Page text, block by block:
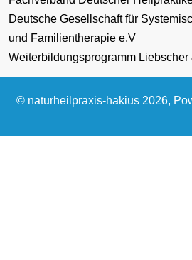
Deutsche Gesellschaft für
und Familientherapie e.V
Weiterbildungsprogramm Liebscher
© naturheilpraxis-hakius 2026,